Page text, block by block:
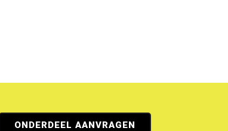
ONDERDEEL AANVRAGEN